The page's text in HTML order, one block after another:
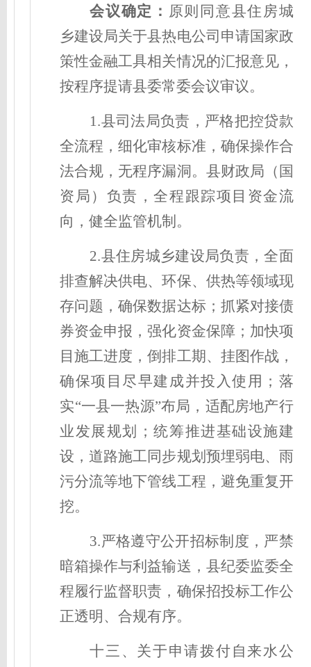
会议确定 ： 原则同意县住房城
乡建设局关于县热电公司申请国家政
策性金融工具相关情况的汇报意见，
按程序提请县委常委会议审议。
1.县司法局负责，严格把控贷款
全流程，细化审核标准，确保操作合
法合规，无程序漏洞。县财政局（国
资局）负责，全程跟踪项目资金流
向，健全监管机制。
2.县住房城乡建设局负责，全面
排查解决供电、环保、供热等领域现
存问题，确保数据达标；抓紧对接债
券资金申报，强化资金保障；加快项
目施工进度，倒排工期、挂图作战，
确保项目尽早建成并投入使用；落
实“一县一热源”布局，适配房地产行
业发展规划；统筹推进基础设施建
设，道路施工同步规划预埋弱电、雨
污分流等地下管线工程，避免重复开
挖。
3.严格遵守公开招标制度，严禁
暗箱操作与利益输送，县纪委监委全
程履行监督职责，确保招投标工作公
正透明、合规有序。
十三、关于申请拨付自来水公